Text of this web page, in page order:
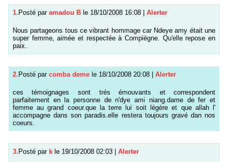
1. Posté par amadou B le 18/10/2008 16:08 Alerter
Nous partageons tous ce vibrant hommage car Ndeye amy était une
super femme, aimée et respectée à Compiègne. Qu'elle repose en
paix.
2. Posté par comba deme le 18/10/2008 20:08 Alerter
ces témoignages sont trés émouvants et correspondent
parfaitement en la personne de n'dye ami niang.dame de fer et
femme au grand coeur.que la terre lui soit légére et que allah l'
accompagne dans son paradis.elle restera toujours gravé dan nos
coeurs.
3. Posté par k le 19/10/2008 02:03 Alerter